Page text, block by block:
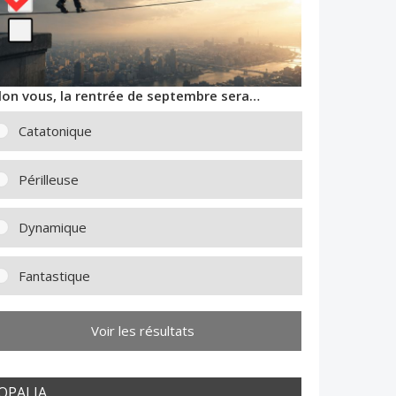
vous, la rentrée de septembre sera…
Catatonique
Périlleuse
Dynamique
Fantastique
Voir les résultats